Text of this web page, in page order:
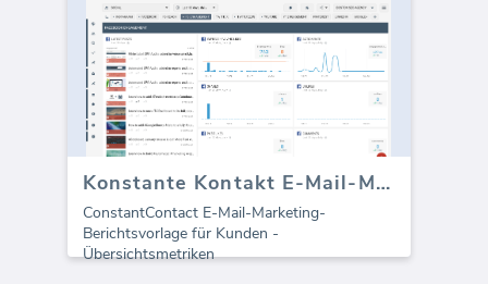
Konstante Kontakt E-Mail-Marketing-Vorlage für Agenturen (Bericht)
ConstantContact E-Mail-Marketing-
Berichtsvorlage für Kunden -
Übersichtsmetriken